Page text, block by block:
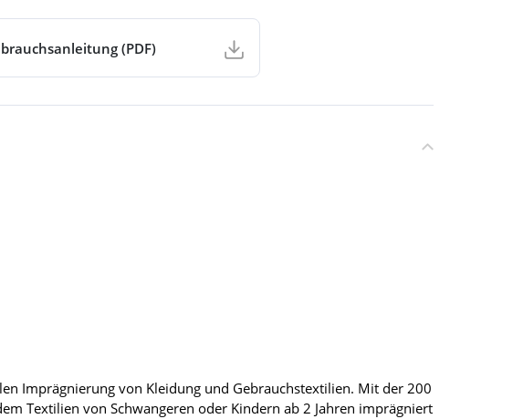
(PDF)
Imprägnierung von Kleidung und Gebrauchstextilien. Mit der 200
Textilien von Schwangeren oder Kindern ab 2 Jahren imprägniert